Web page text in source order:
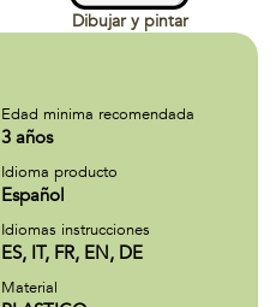
Dibujar y pintar
Edad minima recomendada
3 años
Idioma producto
Español
Idiomas instrucciones
ES, IT, FR, EN, DE
Material